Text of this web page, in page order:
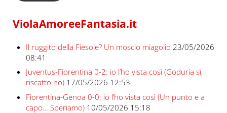
ViolaAmoreeFantasia.it
Il ruggito della Fiesole? Un moscio miagolio 23/05/2026
08:41
Juventus-Fiorentina 0-2: io l’ho vista così (Goduria sì,
riscatto no) 17/05/2026 12:53
Fiorentina-Genoa 0-0: io l’ho vista così (Un punto e a
capo… Speriamo) 10/05/2026 15:18